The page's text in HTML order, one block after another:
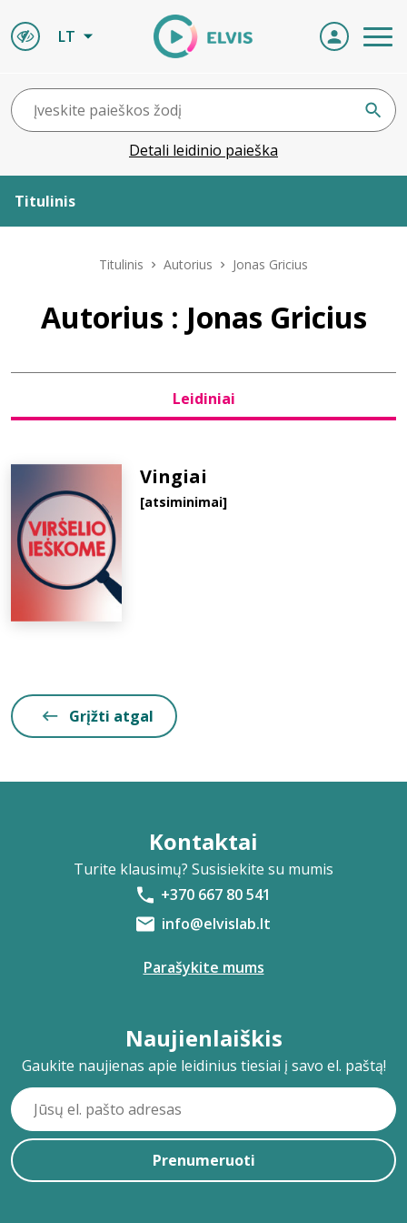
LT
Detali leidinio paieška
Titulinis
Leidiniai
D.U.K.
Titulinis Autorius Jonas Gricius
Autorius : Jonas Gricius
Leidiniai
Vingiai
[atsiminimai]
Grįžti atgal
Kontaktai
Turite klausimų? Susisiekite su mumis
+370 667 80 541
info@elvislab.lt
Parašykite mums
Naujienlaiškis
Gaukite naujienas apie leidinius tiesiai į savo el. paštą!
Prenumeruoti